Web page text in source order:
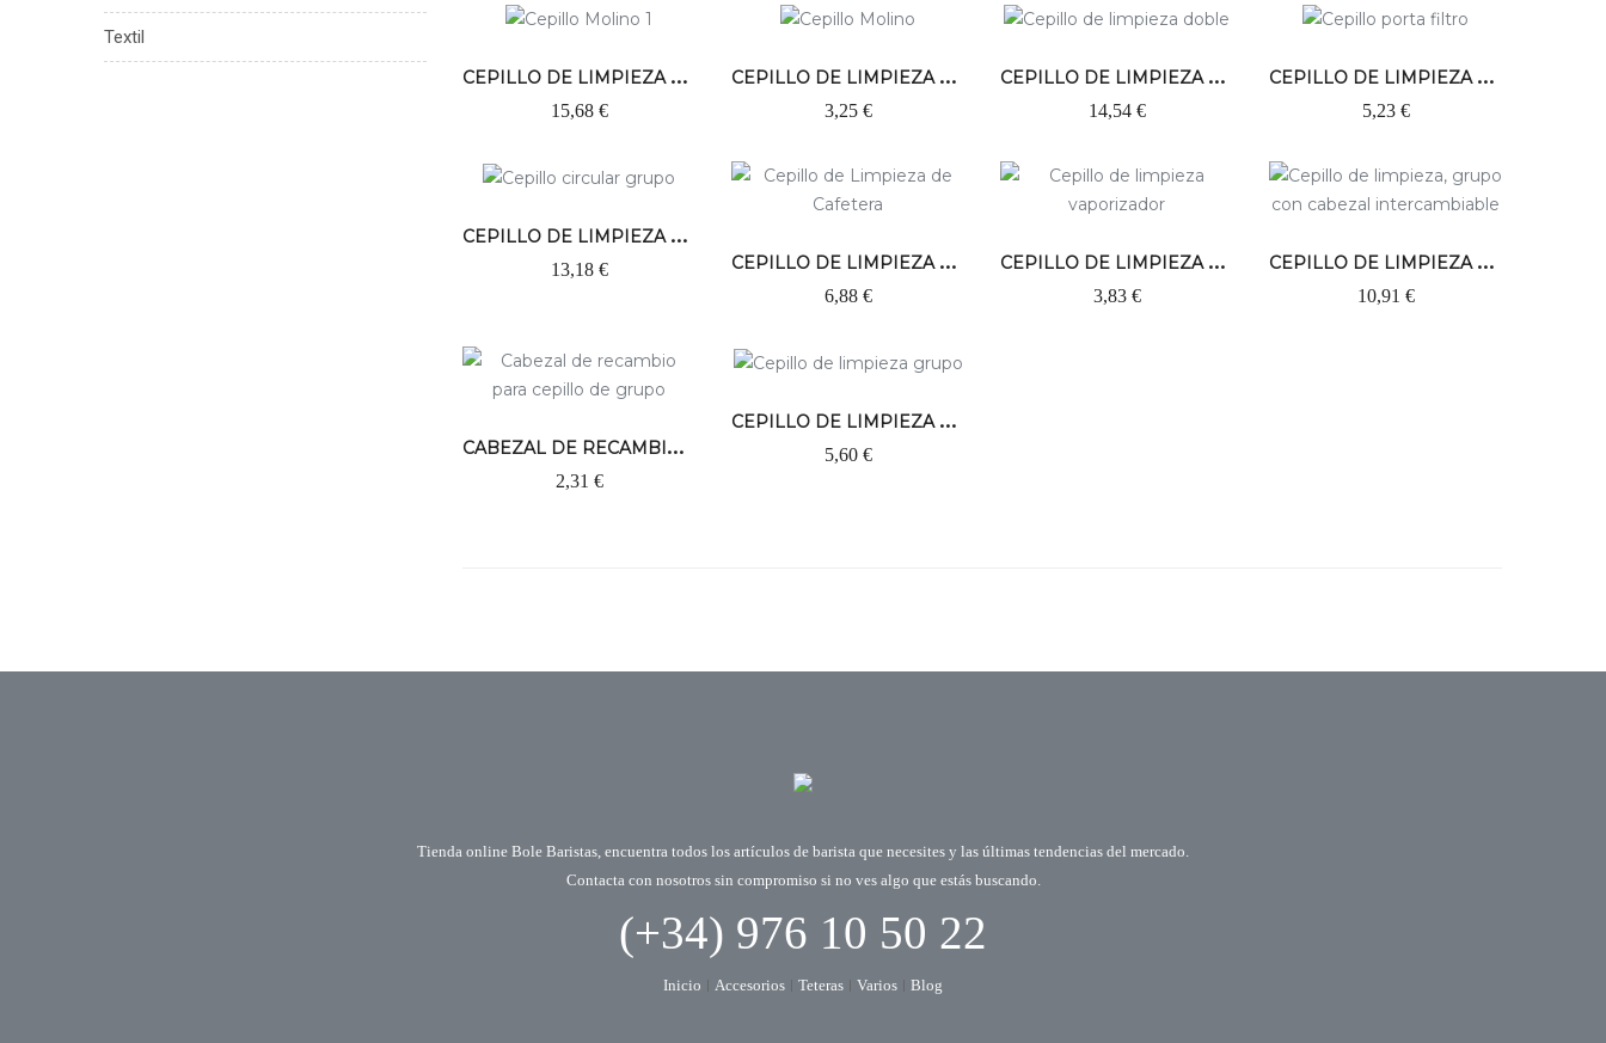
Textil
C
EPILLO DE LIMPIEZA MOLINILLO C/AGARRE
15,68 €
C
EPILLO DE LIMPIEZA MOLINILLO
3,25 €
C
EPILLO DE LIMPIEZA DE MOLINO DOBLE
14,54 €
C
EPILLO DE LIMPIEZA MOLINILLO 50MM
5,23 €
C
EPILLO DE LIMPIEZA CIRCULAR GRUPO
13,18 € C
EPILLO DE LIMPIEZA DE CAFETERA
6,88 €
C
EPILLO DE LIMPIEZA VAPORIZADOR
3,83 €
C
EPILLO DE LIMPIEZA GRUPO CON CABEZAL...
10,91 €
C
ABEZAL DE RECAMBIO PARA CEPILLO DE GRUPO
2,31 €
C
EPILLO DE LIMPIEZA GRUPO
5,60 €
Tienda online Bole Baristas, encuentra todos los artículos de barista que necesites y las últimas tendencias del mercado.
Contacta con nosotros sin compromiso si no ves algo que estás buscando.
(+34) 976 10 50 22
Inicio Accesorios Teteras Varios Blog